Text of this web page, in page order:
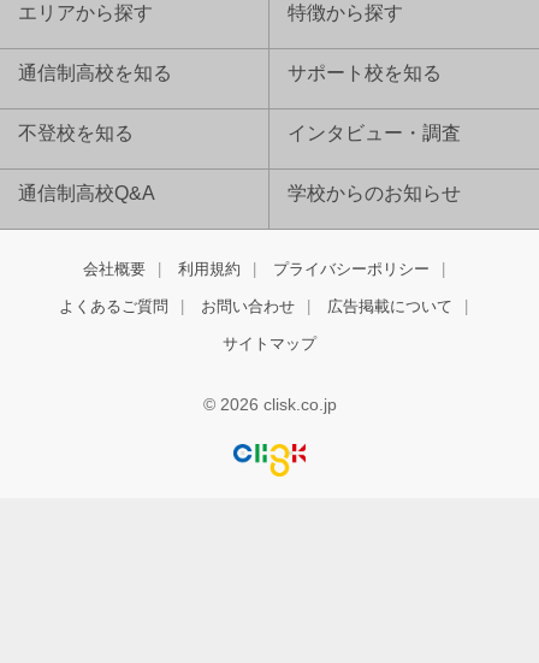
エリアから探す 特徴から探す
通信制高校を知る サポート校を知る
不登校を知る インタビュー・調査
通信制高校Q&A 学校からのお知らせ
会社概要 利用規約 プライバシーポリシー
よくあるご質問 お問い合わせ 広告掲載について
サイトマップ
© 2026 clisk.co.jp